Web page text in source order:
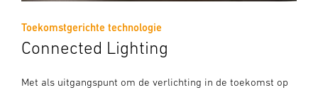
Toekomstgerichte technologie
Connected Lighting
Met als uitgangspunt om de verlichting in de toekomst op